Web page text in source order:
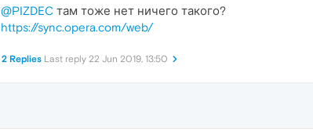
@PIZDEC там тоже нет ничего такого?
https://sync.opera.com/web/
2 Replies Last reply 22 Jun 2019, 13:50